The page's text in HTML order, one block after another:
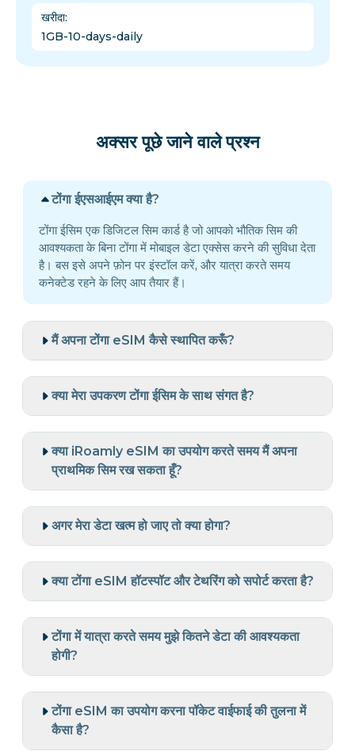
खरीदा:
1GB-10-days-daily
अक्सर पूछे जाने वाले प्रश्न
टोंगा ईएसआईएम क्या है?
टोंगा ईसिम एक डिजिटल सिम कार्ड है जो आपको भौतिक सिम की
आवश्यकता के बिना टोंगा में मोबाइल डेटा एक्सेस करने की सुविधा देता
है। बस इसे अपने फ़ोन पर इंस्टॉल करें, और यात्रा करते समय
कनेक्टेड रहने के लिए आप तैयार हैं।
मैं अपना टोंगा eSIM कैसे स्थापित करूँ?
क्या मेरा उपकरण टोंगा ईसिम के साथ संगत है?
क्या iRoamly eSIM का उपयोग करते समय मैं अपना
प्राथमिक सिम रख सकता हूँ?
अगर मेरा डेटा खत्म हो जाए तो क्या होगा?
क्या टोंगा eSIM हॉटस्पॉट और टेथरिंग को सपोर्ट करता है?
टोंगा में यात्रा करते समय मुझे कितने डेटा की आवश्यकता
होगी?
टोंगा eSIM का उपयोग करना पॉकेट वाईफाई की तुलना में
कैसा है?